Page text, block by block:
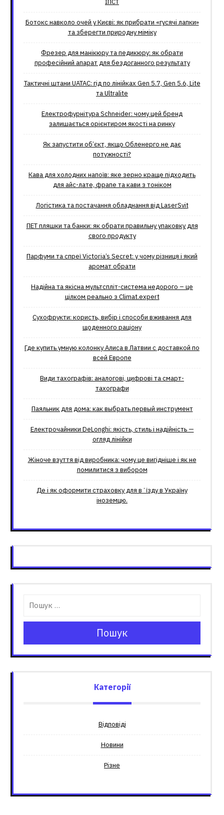
ІПСТ
Ботокс навколо очей у Києві: як прибрати «гусячі лапки»
та зберегти природну міміку
Фрезер для манікюру та педикюру: як обрати
професійний апарат для бездоганного результату
Тактичні штани UATAC: гід по лінійках Gen 5.7, Gen 5.6, Lite
та Ultralite
Електрофурнітура Schneider: чому цей бренд
залишається орієнтиром якості на ринку
Як запустити об’єкт, якщо Обленерго не дає
потужності?
Кава для холодних напоїв: яке зерно краще підходить
для айс-лате, фрапе та кави з тоніком
Логістика та постачання обладнання від LaserSvit
ПЕТ пляшки та банки: як обрати правильну упаковку для
свого продукту
Парфуми та спреї Victoria’s Secret: у чому різниця і який
аромат обрати
Надійна та якісна мультспліт-система недорого – це
цілком реально з Climat.еxpert
Сухофрукти: користь, вибір і способи вживання для
щоденного раціону
Где купить умную колонку Алиса в Латвии с доставкой по
всей Европе
Види тахографів: аналогові, цифрові та смарт-
тахографи
Паяльник для дома: как выбрать первый инструмент
Електрочайники DeLonghi: якість, стиль і надійність —
огляд лінійки
Жіноче взуття від виробника: чому це вигідніше і як не
помилитися з вибором
Де і як оформити страховку для вʼїзду в Україну
іноземцю.
Пошук
Категорії
Відповіді
Новини
Різне